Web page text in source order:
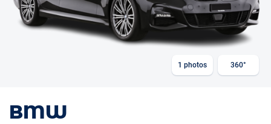
1 photos 360°
BMW